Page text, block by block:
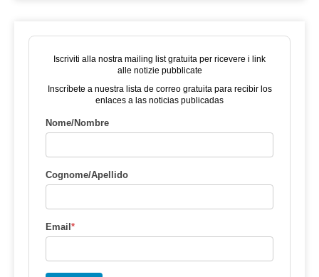
Iscriviti alla nostra mailing list gratuita per ricevere i link
alle notizie pubblicate
Inscríbete a nuestra lista de correo gratuita para recibir los
enlaces a las noticias publicadas
Nome/Nombre
Cognome/Apellido
Email*